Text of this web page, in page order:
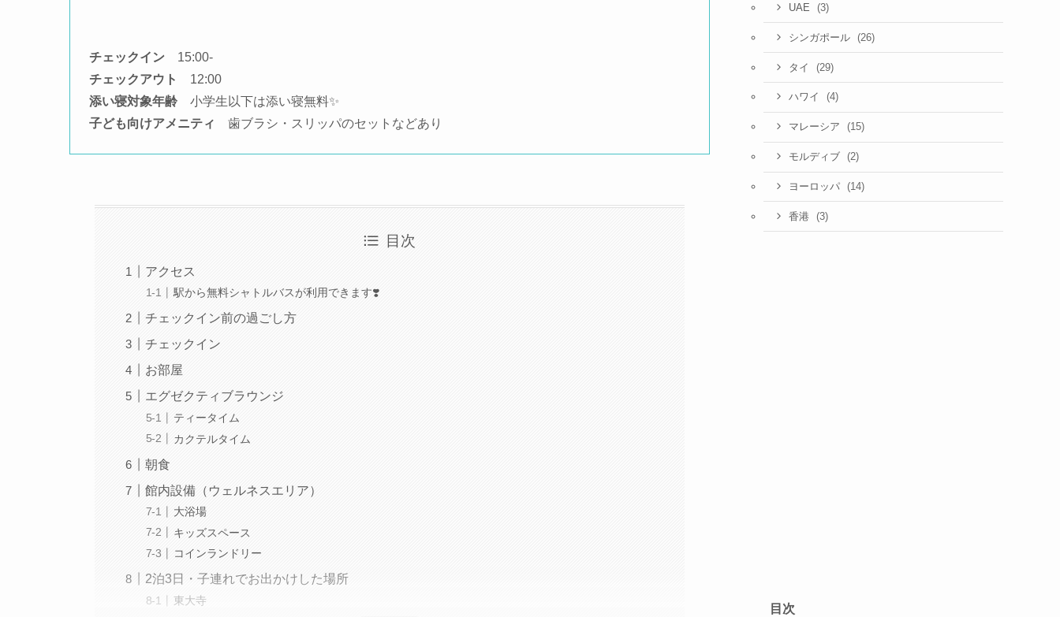
チェックイン 15:00-
チェックアウト
12:00
添い寝対象年齢 小学生以下は添い寝無料✨
子ども向けアメニティ
歯ブラシ・スリッパのセットなどあり
目次
アクセス
駅から無料シャトルバスが利用できます❣️
チェックイン前の過ごし方
チェックイン
お部屋
エグゼクティブラウンジ
ティータイム
カクテルタイム
朝食
館内設備（ウェルネスエリア）
大浴場
キッズスペース
コインランドリー
2泊3日・子連れでお出かけした場所
東大寺
UAE (3)
シンガポール (26)
タイ (29)
ハワイ (4)
マレーシア (15)
モルディブ (2)
ヨーロッパ (14)
香港 (3)
目次